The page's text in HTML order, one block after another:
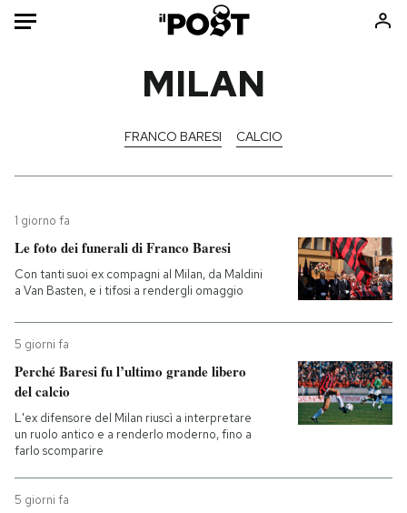
Mondo
Internet
Scienza
Economia
Moda
Libri
Ok Boomer!
Media
Mondiali calcio 2026
PODCAST
NEWSLETTER
MILAN
FRANCO BARESI CALCIO
1 giorno fa
Le foto dei funerali di Franco Baresi
Con tanti suoi ex compagni al Milan, da Maldini
a Van Basten, e i tifosi a rendergli omaggio
5 giorni fa
Perché Baresi fu l’ultimo grande libero
del calcio
L'ex difensore del Milan riuscì a interpretare
un ruolo antico e a renderlo moderno, fino a
farlo scomparire
5 giorni fa